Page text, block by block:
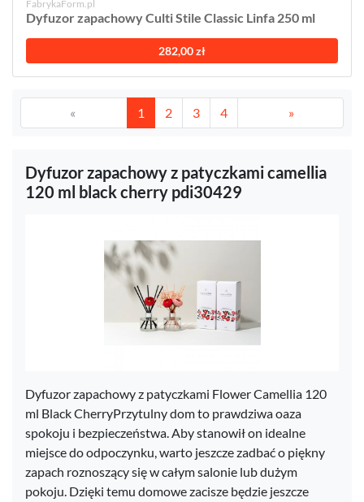
FabrykaForm.pl
Dyfuzor zapachowy Culti Stile Classic Linfa 250 ml
282,00 zł
« 1 2 3 4 »
Dyfuzor zapachowy z patyczkami camellia
120 ml black cherry pdi30429
Dyfuzor zapachowy z patyczkami Flower Camellia 120
ml Black CherryPrzytulny dom to prawdziwa oaza
spokoju i bezpieczeństwa. Aby stanowił on idealne
miejsce do odpoczynku, warto jeszcze zadbać o piękny
zapach roznoszący się w całym salonie lub dużym
pokoju. Dzięki temu domowe zacisze będzie jeszcze